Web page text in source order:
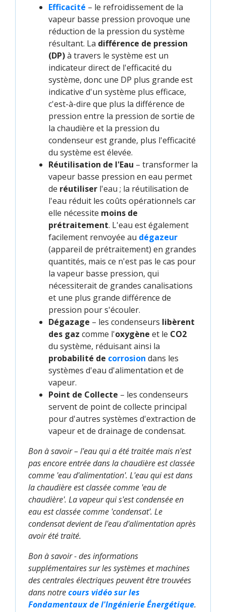
Efficacité – le refroidissement de la
vapeur basse pression provoque une
réduction de la pression du système
résultant. La différence de pression
(DP)à travers le système est un
indicateur direct de l'efficacité du
système, donc une DP plus grande est
indicative d'un système plus efficace,
c'est-à-dire que plus la différence de
pression entre la pression de sortie de
la chaudière et la pression du
condenseur est grande, plus l'efficacité
du système est élevée.
Réutilisation de l'Eau – transformer la
vapeur basse pression en eau permet
de réutiliser l'eau ; la réutilisation de
l'eau réduit les coûts opérationnels car
elle nécessite moins de
prétraitement. L'eau est également
facilement renvoyée au dégazeur
(appareil de prétraitement) en grandes
quantités, mais ce n'est pas le cas pour
la vapeur basse pression, qui
nécessiterait de grandes canalisations
et une plus grande différence de
pression pour s'écouler.
Dégazage – les condenseurs libèrent
des gaz comme l'oxygène et le CO2
du système, réduisant ainsi la
probabilité de corrosion dans les
systèmes d'eau d'alimentation et de
vapeur.
Point de Collecte – les condenseurs
servent de point de collecte principal
pour d'autres systèmes d'extraction de
vapeur et de drainage de condensat.
Bon à savoir – l'eau qui a été traitée mais n'est
pas encore entrée dans la chaudière est classée
comme 'eau d'alimentation'. L'eau qui est dans
la chaudière est classée comme 'eau de
chaudière'. La vapeur qui s'est condensée en
eau est classée comme 'condensat'. Le
condensat devient de l'eau d'alimentation après
avoir été traité.
Bon à savoir - des informations
supplémentaires sur les systèmes et machines
des centrales électriques peuvent être trouvées
dans notrecours vidéo sur les
Fondamentaux de l'Ingénierie Énergétique.